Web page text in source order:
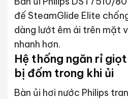
đế SteamGlide Elite
dàng lướt êm ái trên mặt
nhanh hơn.
Hệ thống ngăn rỉ
bị đốm trong khi ủi
Bàn ủi hơi nước Philips